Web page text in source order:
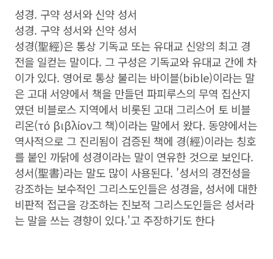
성경. 구약 성서와 신약 성서
성경. 구약 성서와 신약 성서
성경(聖經)은 통상 기독교 또는 유대교 신앙의 최고 경
전을 일컫는 말이다. 그 구성은 기독교와 유대교 간에 차
이가 있다. 영어로 통상 불리는 바이블(bible)이라는 말
은 고대 서양에서 책을 만들던 파피루스의 무역 집산지
였던 비블로스 지역에서 비롯된 고대 그리스어 토 비블
리온(τό βιβλίον그 책)이라는 말에서 왔다. 동양에서는
역사적으로 그 진리됨이 검증된 책에 경(經)이라는 칭호
를 붙인 까닭에 성경이라는 말이 연유한 것으로 보인다.
성서(聖書)라는 말도 많이 사용된다. '성서의 경전성을
강조하는 보수적인 그리스도인들은 성경을, 성서에 대한
비판적 접근을 강조하는 진보적 그리스도인들은 성서라
는 말을 쓰는 경향이 있다.'고 주장하기도 한다